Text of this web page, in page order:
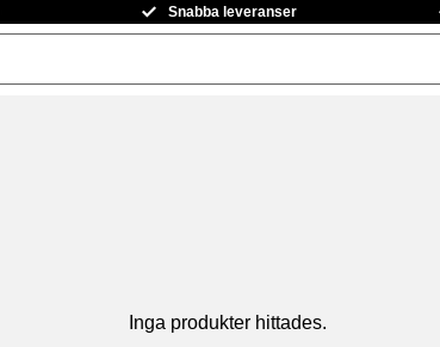
Snabba leveranser
Inga produkter hittades.